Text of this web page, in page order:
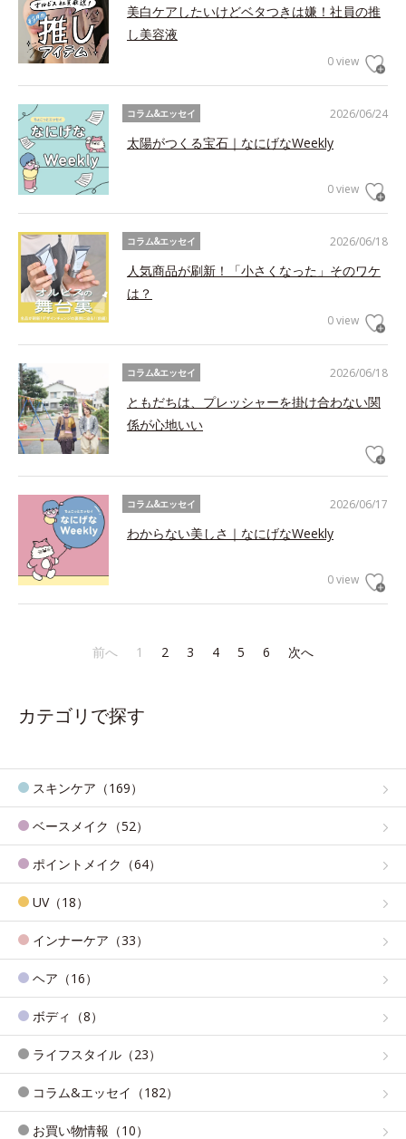
美白ケアしたいけどベタつきは嫌！社員の推
し美容液
0 view
2026/06/24
コラム&エッセイ
太陽がつくる宝石｜なにげなWeekly
0 view
2026/06/18
コラム&エッセイ
人気商品が刷新！「小さくなった」そのワケ
は？
0 view
2026/06/18
コラム&エッセイ
ともだちは、プレッシャーを掛け合わない関
係が心地いい
2026/06/17
コラム&エッセイ
わからない美しさ｜なにげなWeekly
0 view
前へ 1 2 3 4 5 6 次へ
カテゴリで探す
スキンケア（169）
ベースメイク（52）
ポイントメイク（64）
UV（18）
インナーケア（33）
ヘア（16）
ボディ（8）
ライフスタイル（23）
コラム&エッセイ（182）
お買い物情報（10）